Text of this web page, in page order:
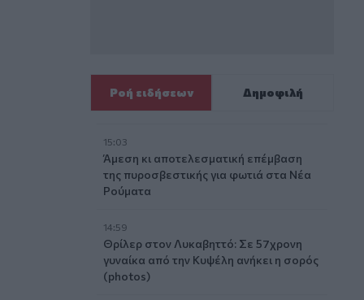
Ροή ειδήσεων Δημοφιλή
15:03
Άμεση κι αποτελεσματική επέμβαση
της πυροσβεστικής για φωτιά στα Νέα
Ρούματα
14:59
Θρίλερ στον Λυκαβηττό: Σε 57χρονη
γυναίκα από την Κυψέλη ανήκει η σορός
(photos)